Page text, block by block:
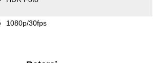
1080p/30fps